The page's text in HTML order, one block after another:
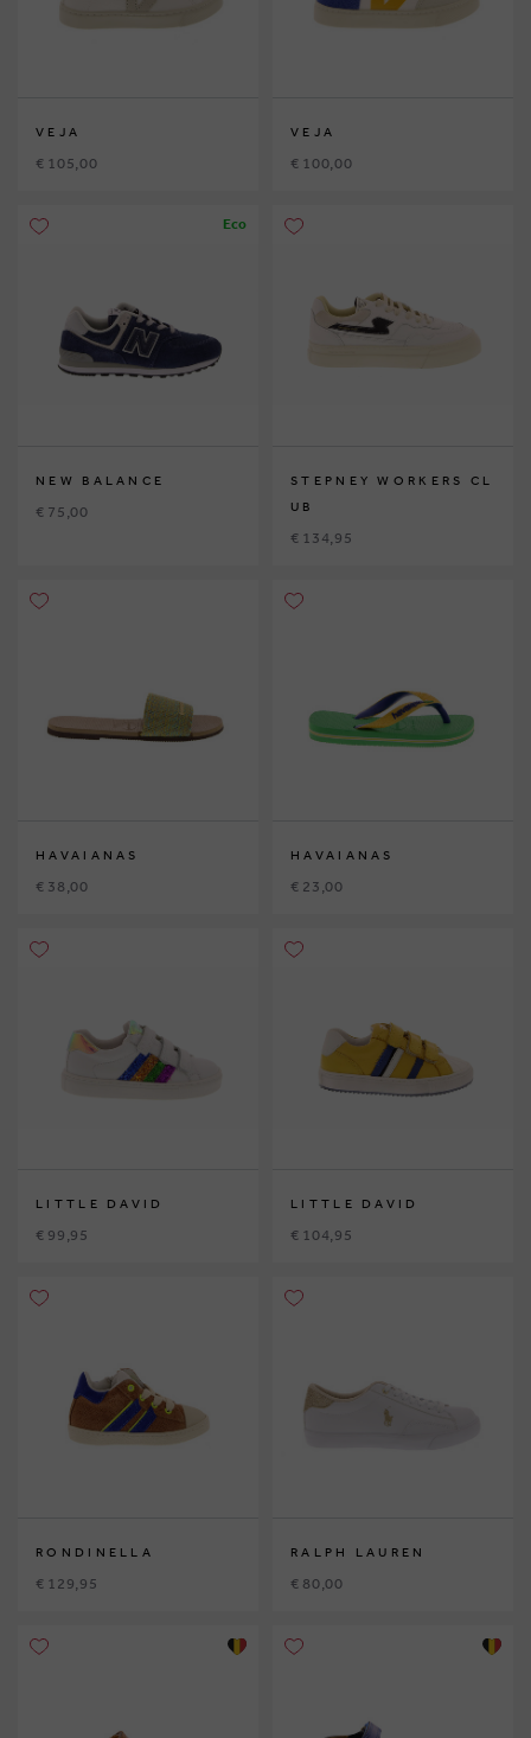
VEJA
€ 105,00
VEJA
€ 100,00
Eco
NEW BALANCE
€ 75,00
STEPNEY WORKERS CL
UB
€ 134,95
HAVAIANAS
€ 38,00
HAVAIANAS
€ 23,00
LITTLE DAVID
€ 99,95
LITTLE DAVID
€ 104,95
RONDINELLA
€ 129,95
RALPH LAUREN
€ 80,00